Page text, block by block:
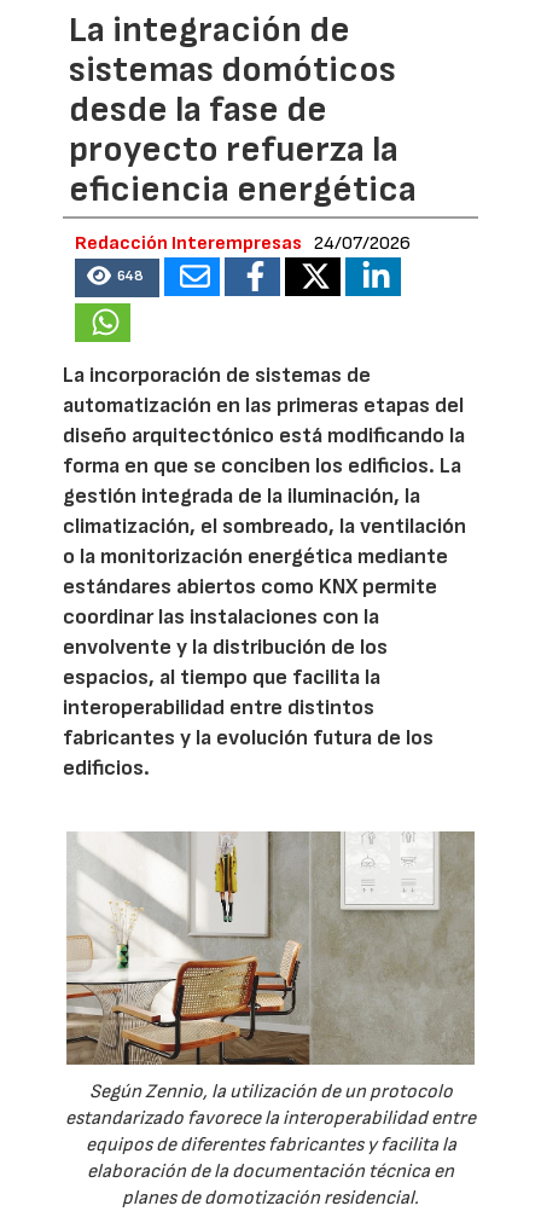
La integración de
sistemas domóticos
desde la fase de
proyecto refuerza la
eficiencia energética
Redacción Interempresas 24/07/2026
648
La incorporación de sistemas de
automatización en las primeras etapas del
diseño arquitectónico está modificando la
forma en que se conciben los edificios. La
gestión integrada de la iluminación, la
climatización, el sombreado, la ventilación
o la monitorización energética mediante
estándares abiertos como KNX permite
coordinar las instalaciones con la
envolvente y la distribución de los
espacios, al tiempo que facilita la
interoperabilidad entre distintos
fabricantes y la evolución futura de los
edificios.
Según Zennio, la utilización de un protocolo
estandarizado favorece la interoperabilidad entre
equipos de diferentes fabricantes y facilita la
elaboración de la documentación técnica en
planes de domotización residencial.